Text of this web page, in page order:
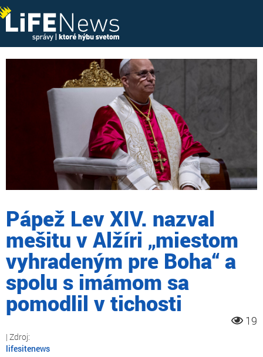
Pápež Lev XIV. nazval
mešitu v Alžíri „miestom
vyhradeným pre Boha“ a
spolu s imámom sa
pomodlil v tichosti
19
lifesitenews